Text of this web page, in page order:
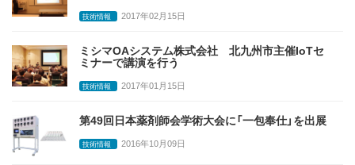
技術情報 2017年02月15日
ミシマOAシステム株式会社 北九州市主催IoTセ
ミナーで講演を行う
技術情報 2017年01月15日
第49回日本薬剤師会学術大会に「一包奉仕」を出展
技術情報 2016年10月09日